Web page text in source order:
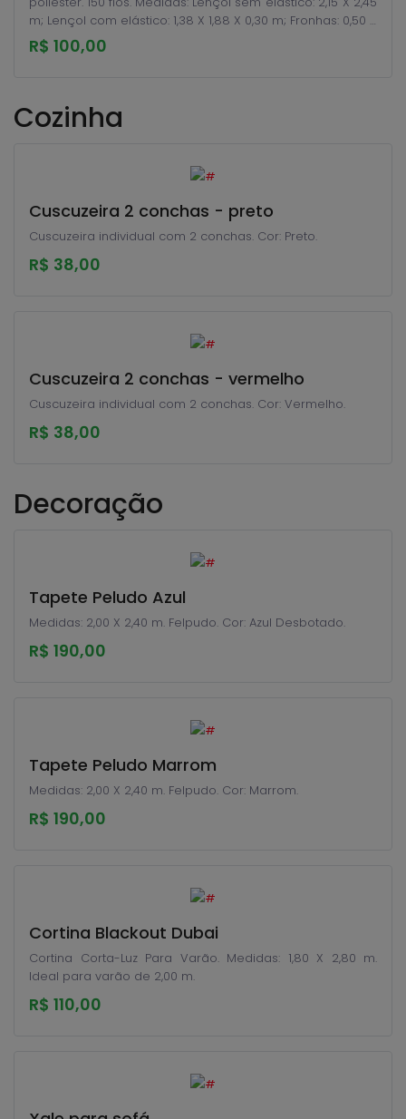
m; Lençol com elástico: 1,38 X 1,88 X 0,30 m; Fronhas: 0,50 X
0,70 m.
R$ 100,00
Cozinha
Cuscuzeira 2 conchas - preto
Cuscuzeira individual com 2 conchas. Cor: Preto.
R$ 38,00
Cuscuzeira 2 conchas - vermelho
Cuscuzeira individual com 2 conchas. Cor: Vermelho.
R$ 38,00
Decoração
Tapete Peludo Azul
Medidas: 2,00 X 2,40 m. Felpudo. Cor: Azul Desbotado.
R$ 190,00
Tapete Peludo Marrom
Medidas: 2,00 X 2,40 m. Felpudo. Cor: Marrom.
R$ 190,00
Cortina Blackout Dubai
Cortina Corta-Luz Para Varão. Medidas: 1,80 X 2,80 m.
Ideal para varão de 2,00 m.
R$ 110,00